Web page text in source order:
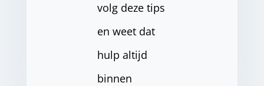
volg deze tips
en weet dat
hulp altijd
binnen